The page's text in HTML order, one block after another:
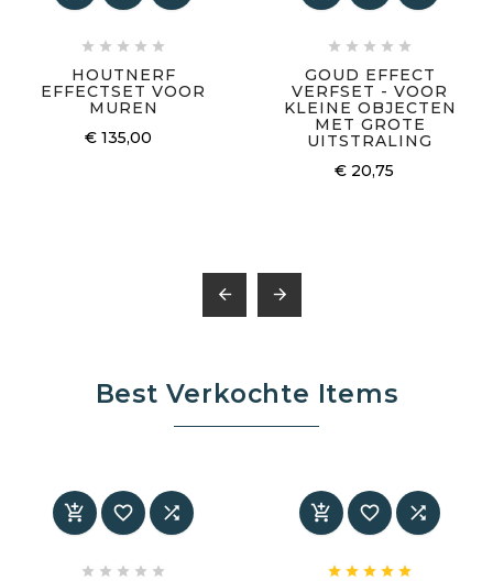
    
HOUTNERF
EFFECTSET VOOR
MUREN
€ 135,00
    
GOUD EFFECT
VERFSET - VOOR
KLEINE OBJECTEN
MET GROTE
UITSTRALING
€ 20,75
 
Best Verkochte Items
  
    
  
    